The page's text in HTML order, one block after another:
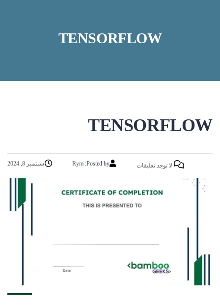
TENSORFLOW
TENSORFLOW
سبتمبر 8, 2024 Posted by:
Rym لا توجد تعليقات